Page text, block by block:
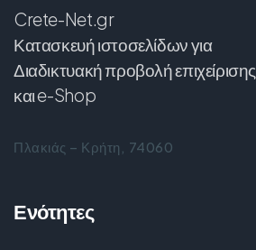
Crete-Net.gr
Κατασκευή ιστοσελίδων για
Διαδικτυακή προβολή επιχείρισης
και e-Shop
Πλακιάς – Κρήτη, 74060
Ενότητες